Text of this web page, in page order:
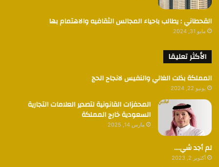
القحطاني : يطالب باحياء المجالس الثقافيه والاهتمام بها
مايو 31, 2024
الأكثر تعليقا
المملكة بذلت الغالي والنفيس لانجاح الحج
يونيو 22, 2024
المحفزات القانونية لتصدير العلامات التجارية
السعودية خارج المملكة
مارس 14, 2025
لم أجد شي….
أكتوبر 2, 2023